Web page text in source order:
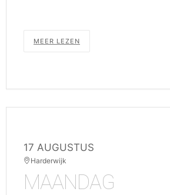
MEER LEZEN
17 AUGUSTUS
Harderwijk
MAANDAG